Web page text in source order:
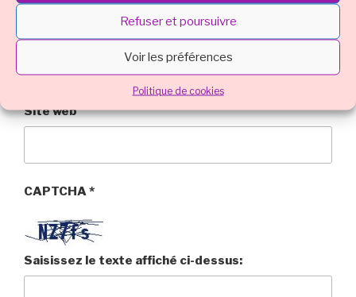
Refuser et poursuivre
Voir les préférences
Politique de cookies
Site web
CAPTCHA*
Saisissez le texte affiché ci-dessus: